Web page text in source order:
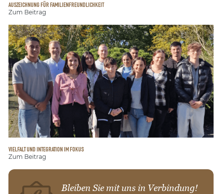
AUSZEICHNUNG FÜR FAMILIENFREUNDLICHKEIT
Zum Beitrag
VIELFALT UND INTEGRATION IM FOKUS
Zum Beitrag
Bleiben Sie mit uns in Verbindung!